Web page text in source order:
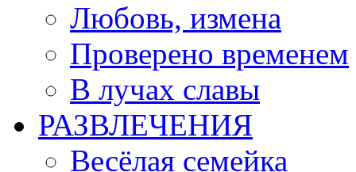
Любовь, измена
Проверено временем
В лучах славы
РАЗВЛЕЧЕНИЯ
Весёлая семейка